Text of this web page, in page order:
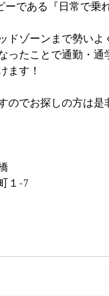
ーである『日常で乗
ドゾーンまで勢い
ったことで通勤・
ます！
のでお探しの方は是
１-7